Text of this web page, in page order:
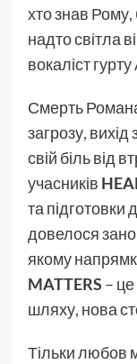
хто знав Рому,
надто світла
вокаліст
Смерть
загрозу, вихід
свій біль від
учасників
та підготовки
довелося
якому
MATTERS –
шляху, нова
Тільки любов